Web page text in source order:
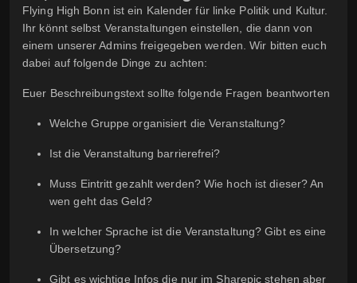
Flying High Bonn ist ein Kalender für linke Politik und Kultur.
Ihr könnt selbst Veranstaltungen einstellen, die dann von
einem unserer Admins freigegeben werden. Wir bitten euch
dabei auf folgende Dinge zu achten:
Euer Beschreibungstext sollte folgende Fragen beantworten
Welche Gruppe organisiert die Veranstaltung?
Ist die Veranstaltung barrierefrei?
Muss Eintritt gezahlt werden? Wie hoch ist dieser? An
wen geht das Geld?
In welcher Sprache ist die Veranstaltung? Gibt es eine
Übersetzung?
Gibt es wichtige Infos die nur im Sharepic stehen aber